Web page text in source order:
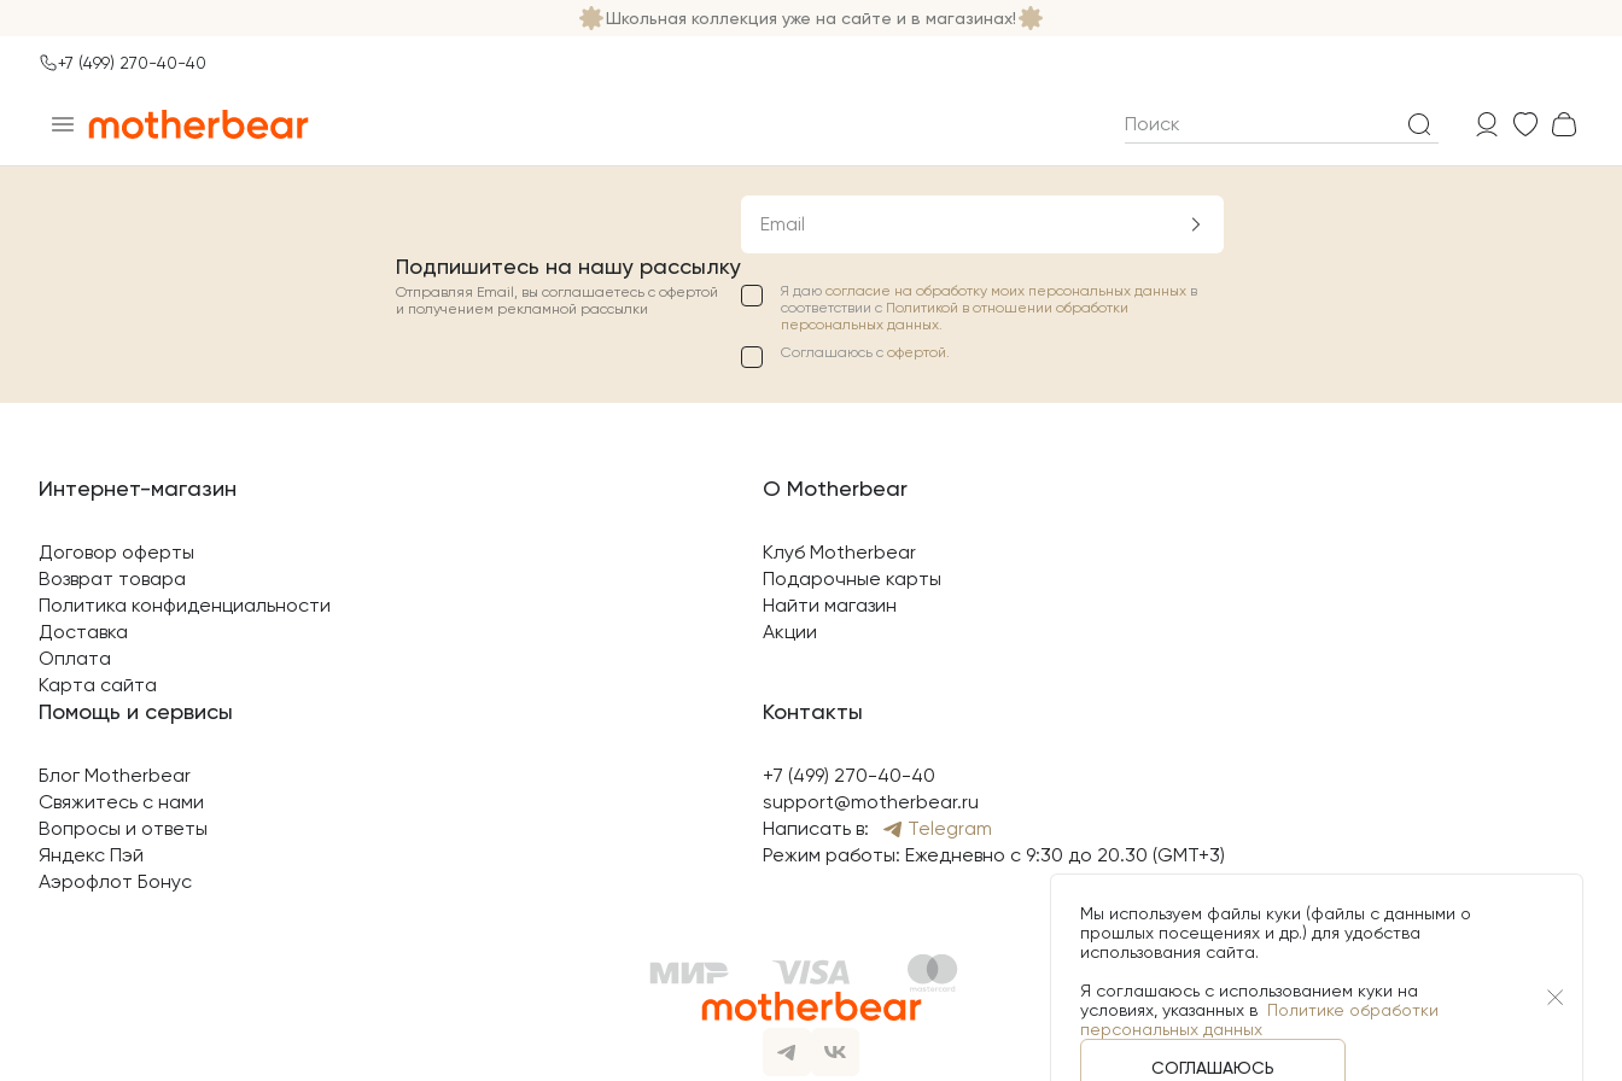
Школьная коллекция уже на сайте и в магазинах!
Ваш город
+7 (499) 270-40-40
Подпишитесь на нашу рассылку
Отправляя Email, вы соглашаетесь с офертой
и получением рекламной рассылки
Email
Я даю согласие на обработку моих персональных данных в
соответствии с Политикой в отношении обработки
персональных данных.
Соглашаюсь с офертой.
Интернет-магазин
Договор оферты
Возврат товара
Политика конфиденциальности
Доставка
Оплата
Карта сайта
О Motherbear
Клуб Motherbear
Подарочные карты
Найти магазин
Акции
Помощь и сервисы
Блог Motherbear
Свяжитесь с нами
Вопросы и ответы
Яндекс Пэй
Аэрофлот Бонус
Контакты
+7 (499) 270-40-40
support@motherbear.ru
Написать в:
Telegram
Режим работы: Ежедневно с 9:30 до 20.30 (GMT+3)
Мы используем файлы куки (файлы с данными о
прошлых посещениях и др.) для удобства
использования сайта.
Я соглашаюсь с использованием куки на
условиях, указанных в Политике обработки
персональных данных
СОГЛАШАЮСЬ